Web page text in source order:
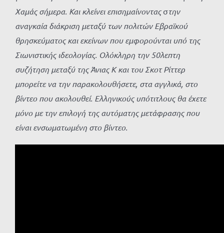
Χαμάς σήμερα. Και κλείνει επισημαίνονταςστην
αναγκαία διάκριση μεταξύ των πολιτών Εβραϊκού
θρησκεύματος και εκείνων που εμφορούνται υπό της
Σιωνιστικής ιδεολογίας. Ολόκληρη την 50λεπτη
συζήτηση μεταξύ της Άνιας Κ και του Σκοτ Ρίττερ
μπορείτε να την παρακολουθήσετε, στα αγγλικά, στο
βίντεο που ακολουθεί. Ελληνικούς υπότιτλους θα έχετε
μόνο με την επιλογή της αυτόματης μετάφρασης που
είναι ενσωματωμένη στο βίντεο.